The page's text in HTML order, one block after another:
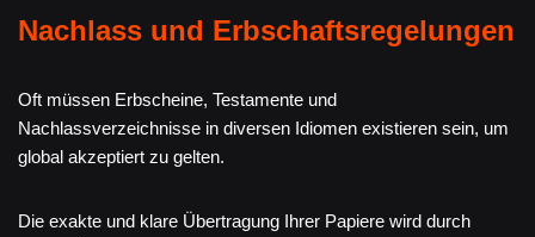
Nachlass und Erbschaftsregelungen
Oft müssen Erbscheine, Testamente und
Nachlassverzeichnisse in diversen Idiomen existieren sein, um
global akzeptiert zu gelten.
Die exakte und klare Übertragung Ihrer Papiere wird durch